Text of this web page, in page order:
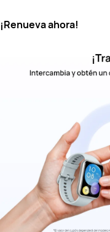
¡Renueva ahora!